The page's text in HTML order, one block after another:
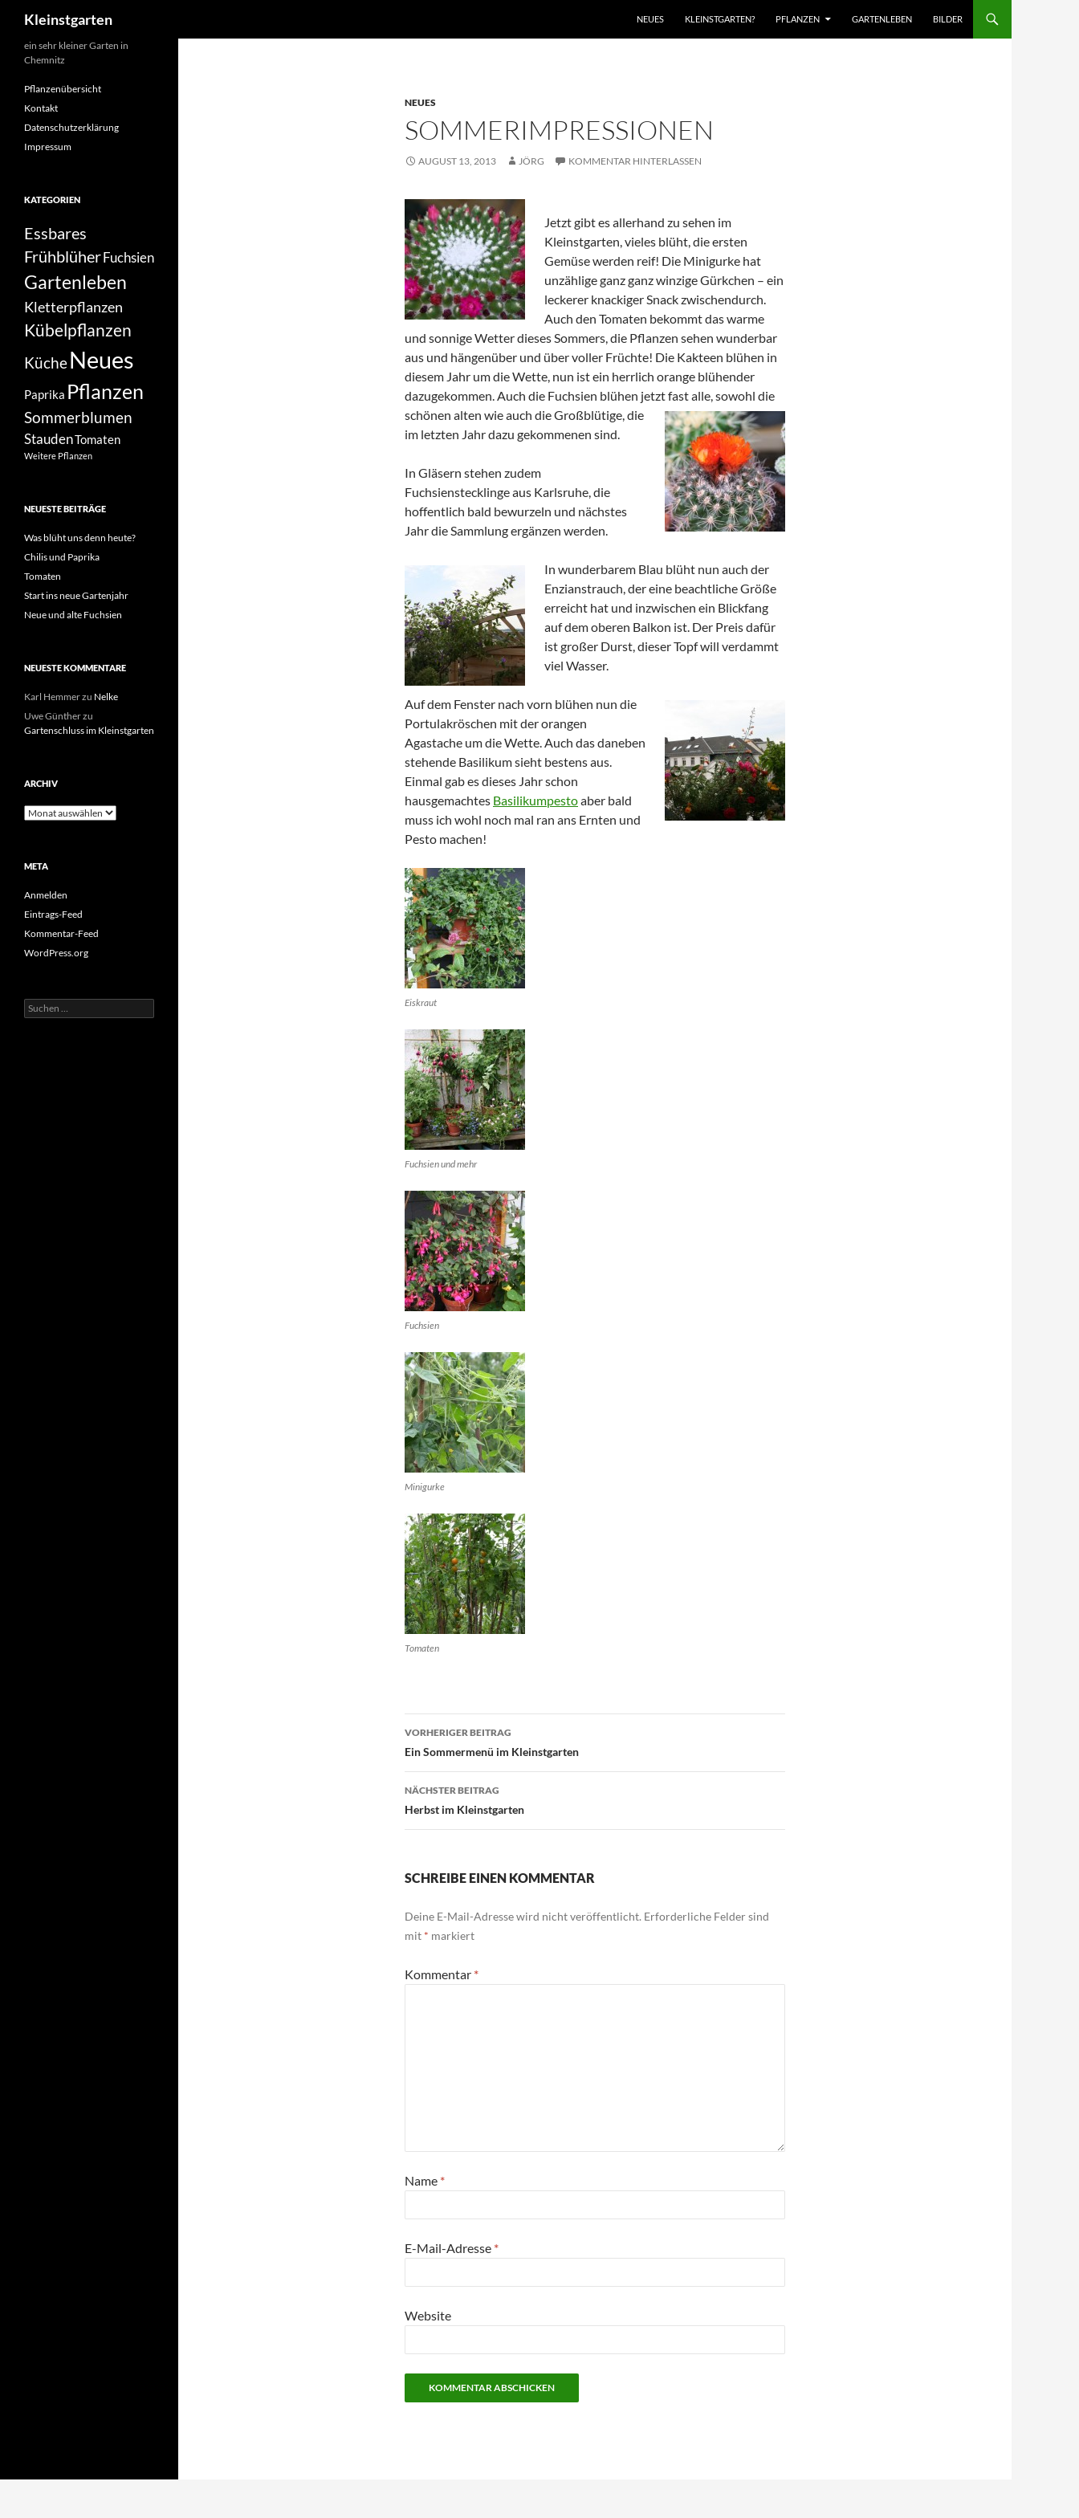
Zum
Inhalt
springen
Kleinstgarten NEUES KLEINSTGARTEN? PFLANZEN GARTENLEBEN BILDER
NEUES
SOMMERIMPRESSIONEN
AUGUST 13, 2013 JÖRG KOMMENTAR HINTERLASSEN
Jetzt gibt es allerhand zu sehen im
Kleinstgarten, vieles blüht, die ersten
Gemüse werden reif! Die Minigurke hat
unzählige ganz ganz winzige Gürkchen – ein
leckerer knackiger Snack zwischendurch.
Auch den Tomaten bekommt das warme
und sonnige Wetter dieses Sommers, die Pflanzen sehen wunderbar
aus und hängenüber und über voller Früchte! Die Kakteen blühen in
diesem Jahr um die Wette, nun ist ein herrlich orange blühender
dazugekommen. Auch die Fuchsien blühen jetzt fast alle, sowohl die
schönen alten wie auch die Großblütige, die
im letzten Jahr dazu gekommenen sind.
In Gläsern stehen zudem
Fuchsienstecklinge aus Karlsruhe, die
hoffentlich bald bewurzeln und nächstes
Jahr die Sammlung ergänzen werden.
In wunderbarem Blau blüht nun auch der
Enzianstrauch, der eine beachtliche Größe
erreicht hat und inzwischen ein Blickfang
auf dem oberen Balkon ist. Der Preis dafür
ist großer Durst, dieser Topf will verdammt
viel Wasser.
Auf dem Fenster nach vorn blühen nun die
Portulakröschen mit der orangen
Agastache um die Wette. Auch das daneben
stehende Basilikum sieht bestens aus.
Einmal gab es dieses Jahr schon
hausgemachtes Basilikumpestoaber bald
muss ich wohl noch mal ran ans Ernten und
Pesto machen!
Eiskraut
Fuchsien und mehr
Fuchsien
Minigurke
Tomaten
Beitragsnavigation
VORHERIGER BEITRAG
Ein Sommermenü im Kleinstgarten
NÄCHSTER BEITRAG
Herbst im Kleinstgarten
SCHREIBE EINEN KOMMENTAR
Deine E-Mail-Adresse wird nicht veröffentlicht. Erforderliche Felder sind
mit * markiert
Kommentar *
Name *
E-Mail-Adresse *
Website
ein sehr kleiner Garten in
Chemnitz
Pflanzenübersicht
Kontakt
Datenschutzerklärung
Impressum
KATEGORIEN
Essbares
FrühblüherFuchsien
Gartenleben
Kletterpflanzen
Kübelpflanzen
KücheNeues
Paprika Pflanzen
Sommerblumen
StaudenTomaten
Weitere Pflanzen
NEUESTE BEITRÄGE
Was blüht uns denn heute?
Chilis und Paprika
Tomaten
Start ins neue Gartenjahr
Neue und alte Fuchsien
NEUESTE KOMMENTARE
Karl Hemmerzu Nelke
Uwe Güntherzu
Gartenschluss im Kleinstgarten
ARCHIV
Archiv
META
Anmelden
Eintrags-Feed
Kommentar-Feed
WordPress.org
Suchen
nach: